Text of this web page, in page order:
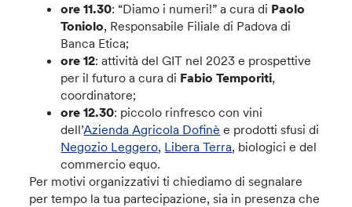
ore 11.30: “Diamo i numeri!” a cura di Paolo
Toniolo, Responsabile Filiale di Padova di
Banca Etica;
ore 12: attività del GIT nel 2023 e prospettive
per il futuro a cura di Fabio Temporiti,
coordinatore;
ore 12.30: piccolo rinfresco con vini
dell’Azienda Agricola Dofinè e prodotti sfusi di
Negozio Leggero, Libera Terra, biologici e del
commercio equo.
Per motivi organizzativi ti chiediamo di segnalare
per tempo la tua partecipazione, sia in presenza che